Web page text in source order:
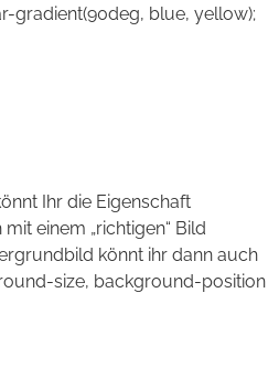
gradient(90deg, blue, yellow);
Ihr die Eigenschaft
einem „richtigen“ Bild
könnt ihr dann auch
size, background-position